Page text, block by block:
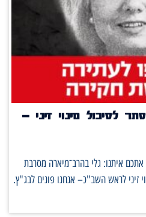
לסיכול מינוי זיני –
אתכם איתנו: גלי בהרב־מיארה מסרבת
זיני לראש השב"כ– אנחנו פונים לבג"ץ.